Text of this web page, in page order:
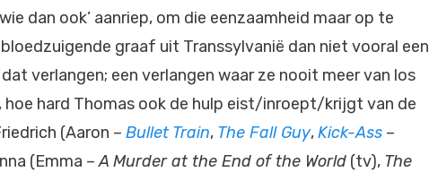
dan ook’ aanriep, om die eenzaamheid maar op te
graaf uit Transsylvanië dan niet vooral een
verlangen; een verlangen waar ze nooit meer van los
hoe hard Thomas ook de hulp eist/inroept/krijgt van de
(Aaron – Bullet Train, The Fall Guy,Kick-Ass –
(Emma –A Murder at the End of the World (tv), The